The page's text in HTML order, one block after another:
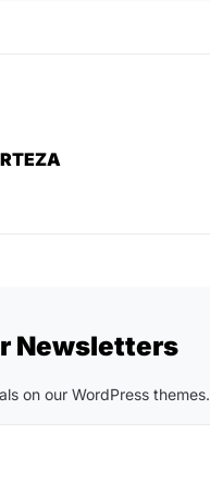
Newsletters
on our WordPress themes.